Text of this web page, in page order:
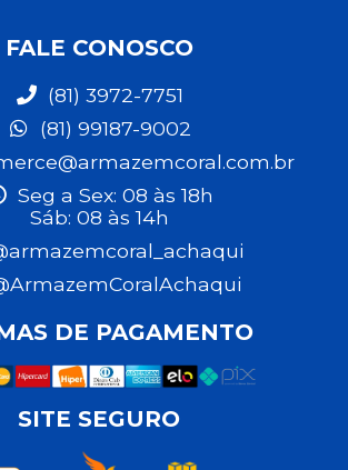
FALE CONOSCO
(81) 3972-7751
(81) 99187-9002
Seg a Sex: 08 às 18h
Sáb: 08 às 14h
DE PAGAMENTO
SITE SEGURO